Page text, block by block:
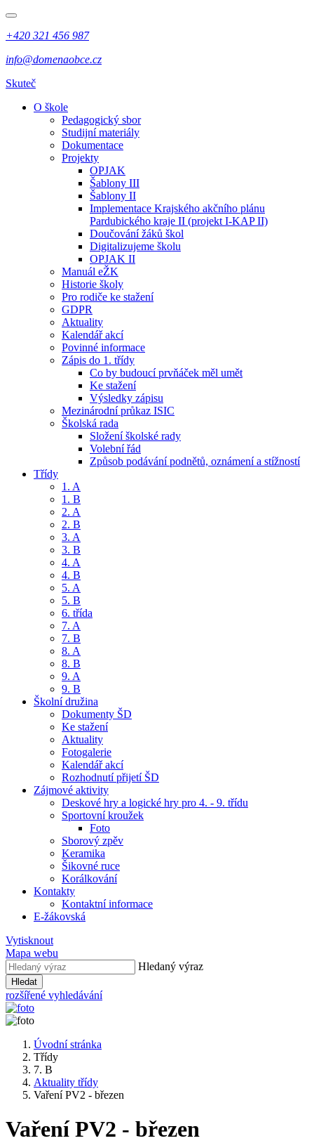
+420 321 456 987
info@domenaobce.cz
Skuteč
O škole
Pedagogický sbor
Studijní materiály
Dokumentace
Projekty
OPJAK
Šablony III
Šablony II
Implementace Krajského akčního plánu
Pardubického kraje II (projekt I-KAP II)
Doučování žáků škol
Digitalizujeme školu
OPJAK II
Manuál eŽK
Historie školy
Pro rodiče ke stažení
GDPR
Aktuality
Kalendář akcí
Povinné informace
Zápis do 1. třídy
Co by budoucí prvňáček měl umět
Ke stažení
Výsledky zápisu
Mezinárodní průkaz ISIC
Školská rada
Složení školské rady
Volební řád
Způsob podávání podnětů, oznámení a stížností
Třídy
1. A
1. B
2. A
2. B
3. A
3. B
4. A
4. B
5. A
5. B
6. třída
7. A
7. B
8. A
8. B
9. A
9. B
Školní družina
Dokumenty ŠD
Ke stažení
Aktuality
Fotogalerie
Kalendář akcí
Rozhodnutí přijetí ŠD
Zájmové aktivity
Deskové hry a logické hry pro 4. - 9. třídu
Sportovní kroužek
Foto
Sborový zpěv
Keramika
Šikovné ruce
Korálkování
Kontakty
Kontaktní informace
E-žákovská
Vytisknout
Mapa webu
Hledaný výraz
Hledat
rozšířené vyhledávání
Úvodní stránka
Třídy
7. B
Aktuality třídy
Vaření PV2 - březen
Vaření PV2 - březen